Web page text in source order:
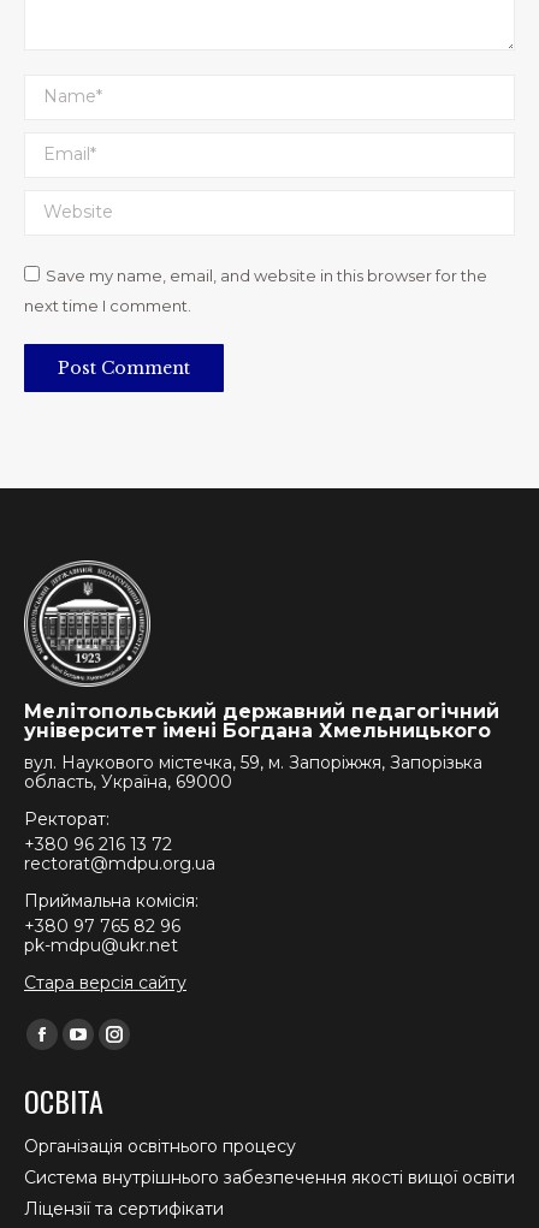
Name *
Email *
Website
Save my name, email, and website in this browser for the
next time I comment.
Post Comment
Мелітопольський державний педагогічний
університет імені Богдана Хмельницького
вул. Наукового містечка, 59, м. Запоріжжя, Запорізька
область, Україна, 69000
Ректорат:
+380 96 216 13 72
rectorat@mdpu.org.ua
Приймальна комісія:
+380 97 765 82 96
pk-mdpu@ukr.net
Стара версія сайту
Find us on:
Facebook
opens
in
new
window
YouTube
opens
in
new
window
Instagram
in
new
window
ОСВІТА
Організація освітнього процесу
Система внутрішнього забезпечення якості вищої освіти
Ліцензії та сертифікати